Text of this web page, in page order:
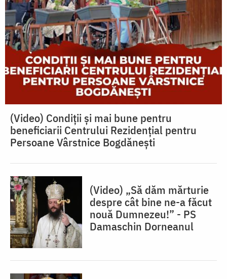
(Video) Condiții și mai bune pentru
beneficiarii Centrului Rezidențial pentru
Persoane Vârstnice Bogdănești
(Video) „Să dăm mărturie
despre cât bine ne-a făcut
nouă Dumnezeu!” - PS
Damaschin Dorneanul